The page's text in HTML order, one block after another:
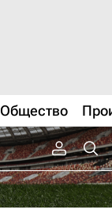
Общество